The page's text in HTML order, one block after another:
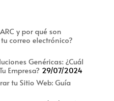
y por qué son
correo electrónico?
Genéricas: ¿Cuál
Empresa? 29/07/2024
tu Sitio Web: Guía